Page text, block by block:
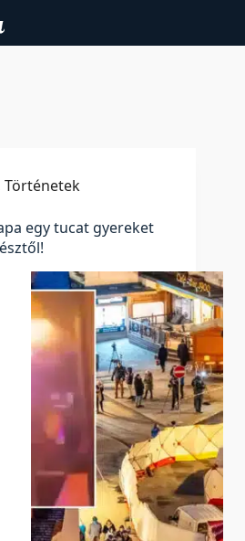
Történetek
apa egy tucat gyereket